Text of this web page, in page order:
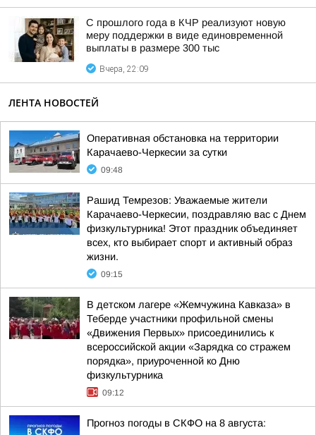
С прошлого года в КЧР реализуют новую
меру поддержки в виде единовременной
выплаты в размере 300 тыс
Вчера, 22:09
ЛЕНТА НОВОСТЕЙ
Оперативная обстановка на территории
Карачаево-Черкесии за сутки
09:48
Рашид Темрезов: Уважаемые жители
Карачаево-Черкесии, поздравляю вас с Днем
физкультурника! Этот праздник объединяет
всех, кто выбирает спорт и активный образ
жизни.
09:15
В детском лагере «Жемчужина Кавказа» в
Теберде участники профильной смены
«Движения Первых» присоединились к
всероссийской акции «Зарядка со стражем
порядка», приуроченной ко Дню
физкультурника
09:12
Прогноз погоды в СКФО на 8 августа: